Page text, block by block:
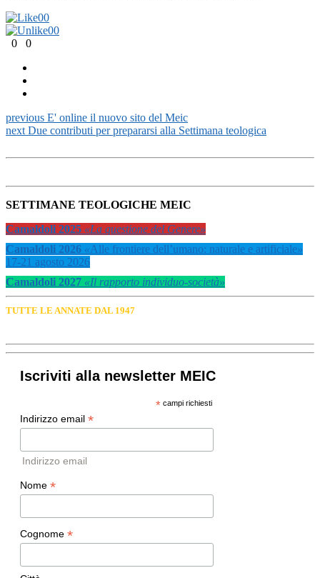
00
00
0
0
previous E' online il nuovo sito del Meic
next Due contributi per prepararsi alla Settimana teologica
SETTIMANE TEOLOGICHE MEIC
Camaldoli 2025 «La questione del Genere»
Camaldoli 2026 «Alle frontiere dell’umano: naturale e artificiale»
17-21 agosto 2026
Camaldoli 2027 «Il rapporto individuo-società»
TUTTE LE ANNATE DAL 1947
Iscriviti alla newsletter MEIC
*campi richiesti
Indirizzo email *
Indirizzo email
Nome *
Cognome *